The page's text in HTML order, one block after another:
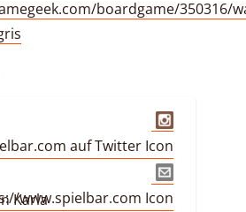
boardgame/350316/
Karla